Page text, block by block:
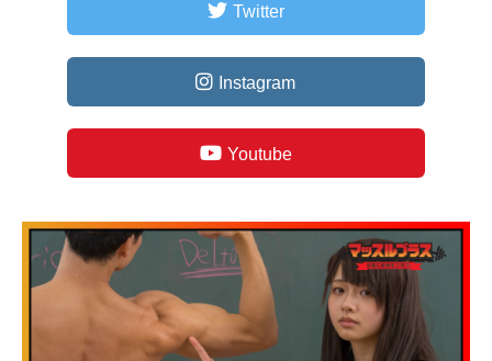
Twitter
Instagram
Youtube